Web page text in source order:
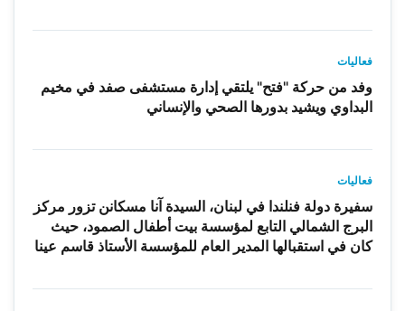
فعاليات
وفد من حركة "فتح" يلتقي إدارة مستشفى صفد في مخيم
البداوي ويشيد بدورها الصحي والإنساني
فعاليات
سفيرة دولة فنلندا في لبنان، السيدة آنا مسكانن تزور مركز
البرج الشمالي التابع لمؤسسة بيت أطفال الصمود، حيث
كان في استقبالها المدير العام للمؤسسة الأستاذ قاسم عينا